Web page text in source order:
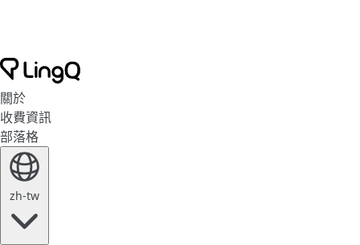
關於
收費資訊
部落格
zh-tw